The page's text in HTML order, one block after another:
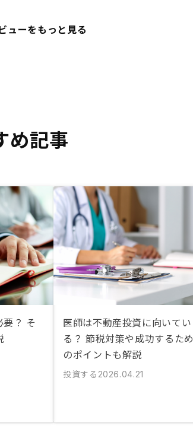
ューをもっと見る
め記事
要？ そ
医師は不動産投資に向いてい
る？ 節税対策や成功するため
のポイントも解説
投資する 2026.04.21